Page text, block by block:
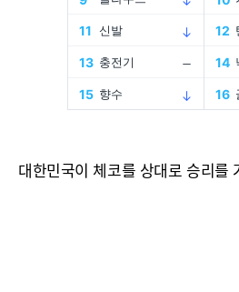
대한민국이 체코를 상대로 승리를